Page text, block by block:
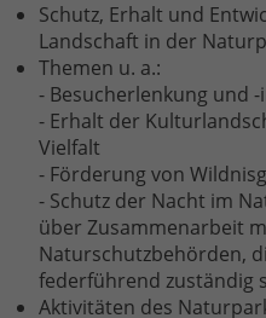
​Schutz, Erhalt und
Landschaft in der
Themen u. a.:
- Besucherlenkung und
- Erhalt der
Vielfalt
- Förderung von
- Schutz der Nacht im
über Zusammenarbeit
Naturschutzbehörden,
federführend zuständig
Aktivitäten des